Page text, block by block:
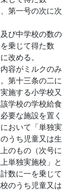
第一号の次に次
び中学校の数の
乗じて得た数
改める。
容がミルクのみ
第十三条の二に
施する小学校又
学校の学校給食
要な施設を置く
おいて「単独実
うち児童又は生
のもの（次号に
単独実施校」と
数に一を乗じて
のうち児童又は